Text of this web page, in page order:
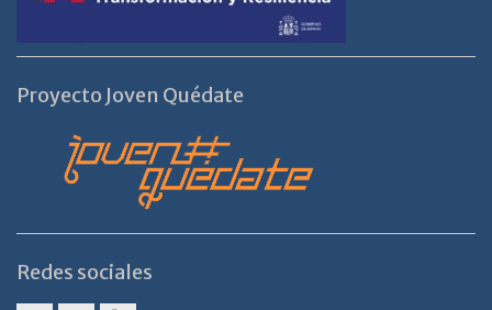
Proyecto Joven Quédate
Redes sociales